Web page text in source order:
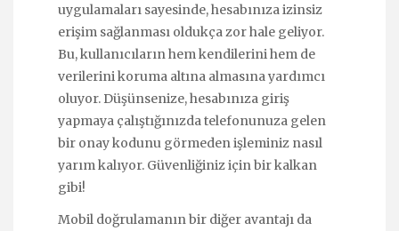
uygulamaları sayesinde, hesabınıza izinsiz
erişim sağlanması oldukça zor hale geliyor.
Bu, kullanıcıların hem kendilerini hem de
verilerini koruma altına almasına yardımcı
oluyor. Düşünsenize, hesabınıza giriş
yapmaya çalıştığınızda telefonunuza gelen
bir onay kodunu görmeden işleminiz nasıl
yarım kalıyor. Güvenliğiniz için bir kalkan
gibi!
Mobil doğrulamanın bir diğer avantajı da